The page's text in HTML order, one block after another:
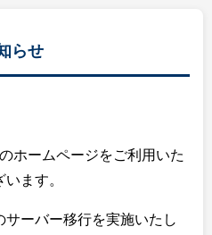
らせ
ホームページをご利用いた
ます。
ーバー移行を実施いたし